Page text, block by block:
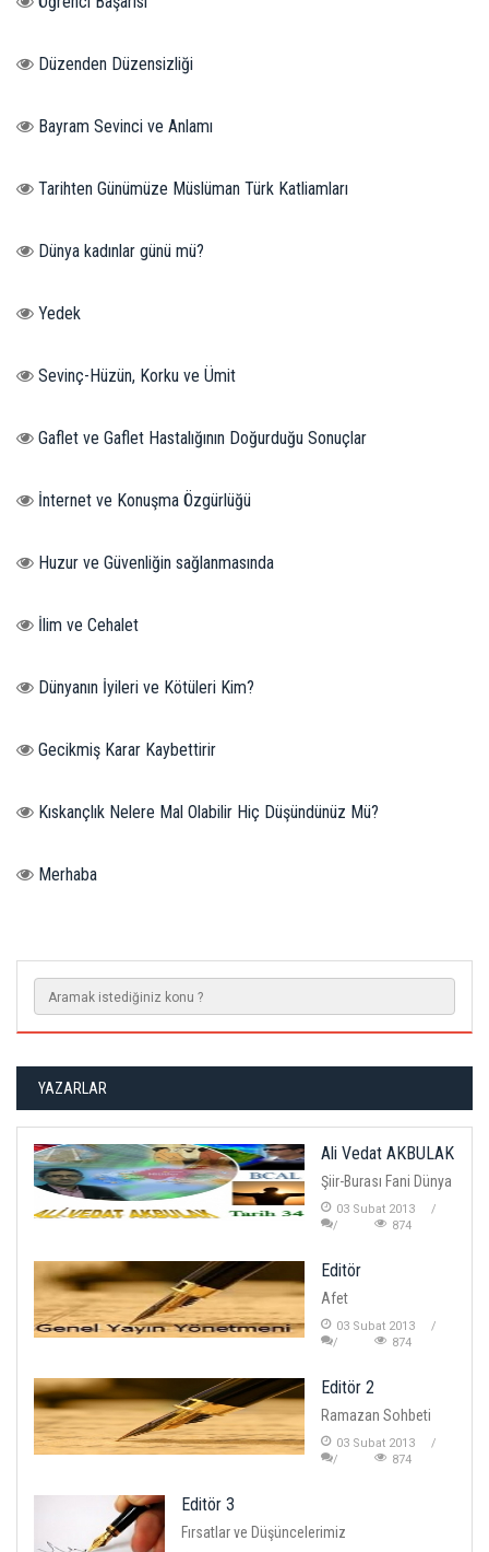
Düzenden Düzensizliği
Bayram Sevinci ve Anlamı
Tarihten Günümüze Müslüman Türk Katliamları
Dünya kadınlar günü mü?
Yedek
Sevinç-Hüzün, Korku ve Ümit
Gaflet ve Gaflet Hastalığının Doğurduğu Sonuçlar
İnternet ve Konuşma Özgürlüğü
Huzur ve Güvenliğin sağlanmasında
İlim ve Cehalet
Dünyanın İyileri ve Kötüleri Kim?
Gecikmiş Karar Kaybettirir
Kıskançlık Nelere Mal Olabilir Hiç Düşündünüz Mü?
Merhaba
YAZARLAR
Ali Vedat AKBULAK
Şiir-Burası Fani Dünya
03 Subat 2013
874
Editör
Afet
03 Subat 2013
874
Editör 2
Ramazan Sohbeti
03 Subat 2013
874
Editör 3
Fırsatlar ve Düşüncelerimiz